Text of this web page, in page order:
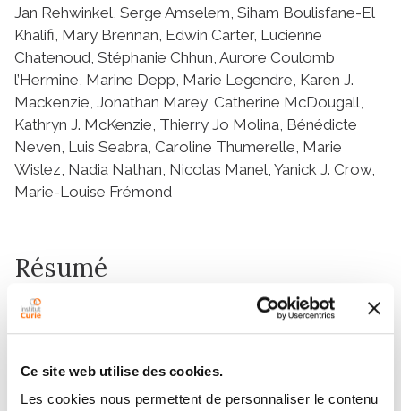
Ce site web utilise des cookies.
Les cookies nous permettent de personnaliser le contenu
Jan Rehwinkel, Serge Amselem, Siham Boulisfane-El
Khalifi, Mary Brennan, Edwin Carter, Lucienne
Chatenoud, Stéphanie Chhun, Aurore Coulomb
l’Hermine, Marine Depp, Marie Legendre, Karen J.
Mackenzie, Jonathan Marey, Catherine McDougall,
Kathryn J. McKenzie, Thierry Jo Molina, Bénédicte
Neven, Luis Seabra, Caroline Thumerelle, Marie
Wislez, Nadia Nathan, Nicolas Manel, Yanick J. Crow,
Marie-Louise Frémond
Résumé
Heterozygous missense mutations in coatomer
protein subunit α, COPA, cause a syndrome
disease due to gain-of-function in STING, a key
adaptor of IFN signaling. Recently, increased levels of